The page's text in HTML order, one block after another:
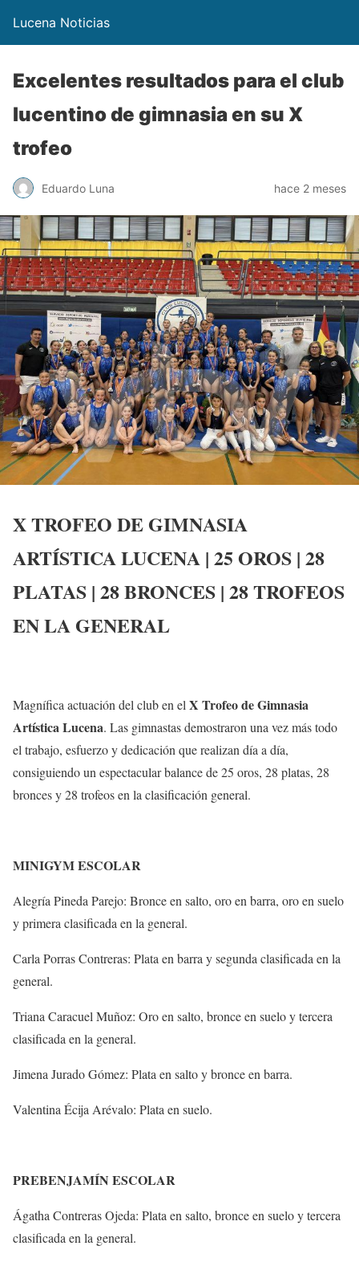
Lucena Noticias
Excelentes resultados para el club
lucentino de gimnasia en su X
trofeo
Eduardo Luna hace 2 meses
X TROFEO DE GIMNASIA
ARTÍSTICA LUCENA | 25 OROS | 28
PLATAS | 28 BRONCES | 28 TROFEOS
EN LA GENERAL
Magnífica actuación del club en el X Trofeo de Gimnasia
Artística Lucena. Las gimnastas demostraron una vez más todo
el trabajo, esfuerzo y dedicación que realizan día a día,
consiguiendo un espectacular balance de 25 oros, 28 platas, 28
bronces y 28 trofeos en la clasificación general.
MINIGYM ESCOLAR
Alegría Pineda Parejo: Bronce en salto, oro en barra, oro en suelo
y primera clasificada en la general.
Carla Porras Contreras: Plata en barra y segunda clasificada en la
general.
Triana Caracuel Muñoz: Oro en salto, bronce en suelo y tercera
clasificada en la general.
Jimena Jurado Gómez: Plata en salto y bronce en barra.
Valentina Écija Arévalo: Plata en suelo.
PREBENJAMÍN ESCOLAR
Ágatha Contreras Ojeda: Plata en salto, bronce en suelo y tercera
clasificada en la general.